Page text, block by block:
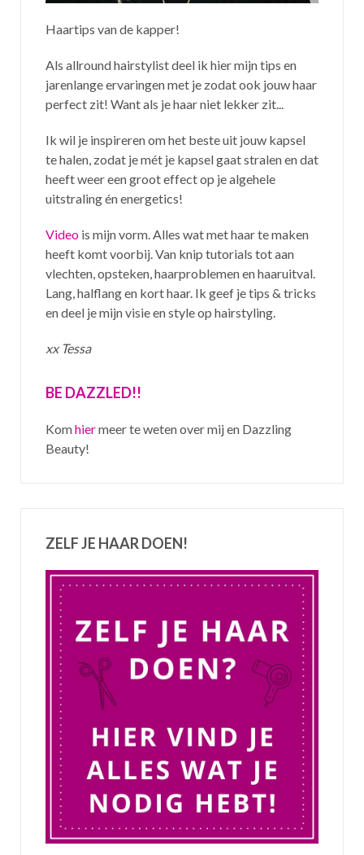
Haartips van de kapper!
Als allround hairstylist deel ik hier mijn tips en
jarenlange ervaringen met je zodat ook jouw haar
perfect zit! Want als je haar niet lekker zit...
Ik wil je inspireren om het beste uit jouw kapsel
te halen, zodat je mét je kapsel gaat stralen en dat
heeft weer een groot effect op je algehele
uitstraling én energetics!
Video is mijn vorm. Alles wat met haar te maken
heeft komt voorbij. Van knip tutorials tot aan
vlechten, opsteken, haarproblemen en haaruitval.
Lang, halflang en kort haar. Ik geef je tips & tricks
en deel je mijn visie en style op hairstyling.
xx Tessa
BE DAZZLED!!
Komhiermeer te weten over mij en Dazzling
Beauty!
ZELF JE HAAR DOEN!